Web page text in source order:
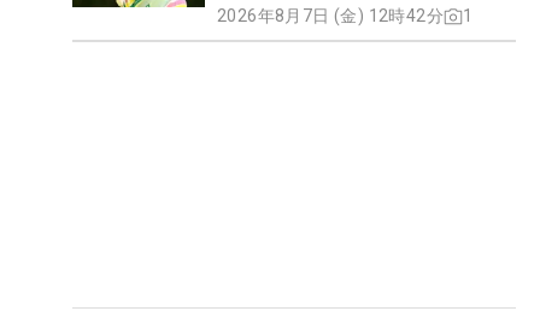
2026年8月7日 (金) 12時42分 1